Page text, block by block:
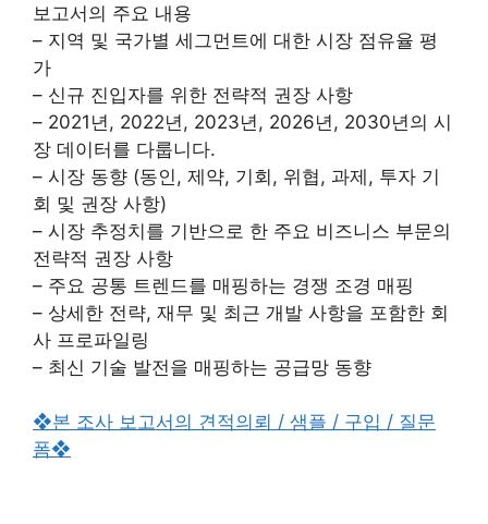
보고서의 주요 내용
– 지역 및 국가별 세그먼트에 대한 시장 점유율 평
가
– 신규 진입자를 위한 전략적 권장 사항
– 2021년, 2022년, 2023년, 2026년, 2030년의 시
장 데이터를 다룹니다.
– 시장 동향 (동인, 제약, 기회, 위협, 과제, 투자 기
회 및 권장 사항)
– 시장 추정치를 기반으로 한 주요 비즈니스 부문의
전략적 권장 사항
– 주요 공통 트렌드를 매핑하는 경쟁 조경 매핑
– 상세한 전략, 재무 및 최근 개발 사항을 포함한 회
사 프로파일링
– 최신 기술 발전을 매핑하는 공급망 동향
❖본 조사 보고서의 견적의뢰 / 샘플 / 구입 / 질문
폼❖